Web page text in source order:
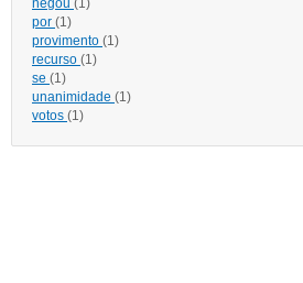
negou (1)
por (1)
provimento (1)
recurso (1)
se (1)
unanimidade (1)
votos (1)